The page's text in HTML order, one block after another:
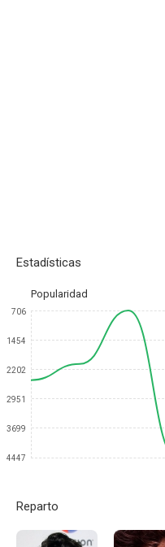
Estadísticas
Popularidad
706
1454
2202
2951
3699
4447
Reparto